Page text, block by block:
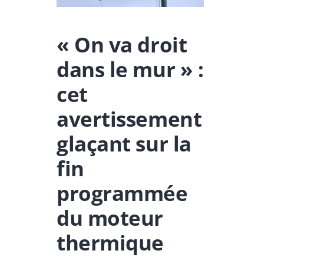
« On va droit
dans le mur » :
cet
avertissement
glaçant sur la
fin
programmée
du moteur
thermique